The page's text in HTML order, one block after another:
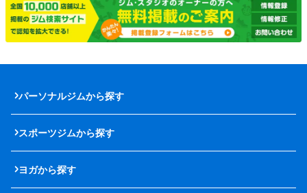
パーソナルジムから探す
スポーツジムから探す
ヨガから探す